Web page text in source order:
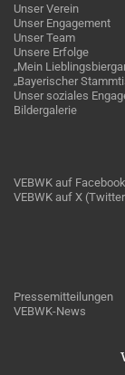
Unser Verein
Unser Engagement
Unser Team
Unsere Erfolge
„Mein
„Bayerischer
Unser soziales
Bildergalerie
VEBWK auf Facebook
VEBWK auf X
Pressemitteilungen
VEBWK-News